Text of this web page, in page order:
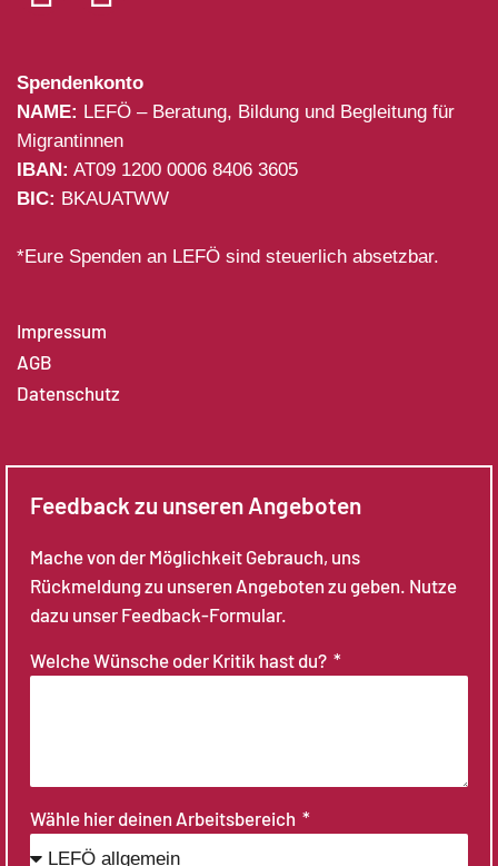
Spendenkonto
NAME: LEFÖ – Beratung, Bildung und Begleitung für
Migrantinnen
IBAN: AT09 1200 0006 8406 3605
BIC: BKAUATWW
*Eure Spenden an LEFÖ sind steuerlich absetzbar.
Impressum
AGB
Datenschutz
Feedback zu unseren Angeboten
Mache von der Möglichkeit Gebrauch, uns
Rückmeldung zu unseren Angeboten zu geben. Nutze
dazu unser Feedback-Formular.
Welche Wünsche oder Kritik hast du?
Wähle hier deinen Arbeitsbereich